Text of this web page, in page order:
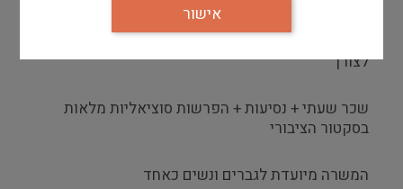
נכונות לעבודה בשעות חריגות ונוספות בהתאם
לצורך
שכר שעתי + נסיעות + הפרשות סוציאליות מלאות
בסקטור הציבורי
המשרה מיועדת לגברים ונשים כאחד
אישור